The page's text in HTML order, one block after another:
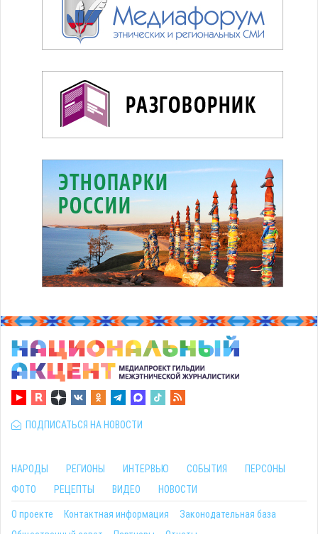
ПОДПИСАТЬСЯ НА НОВОСТИ
НАРОДЫ РЕГИОНЫ ИНТЕРВЬЮ СОБЫТИЯ
ПЕРСОНЫ
ФОТО
РЕЦЕПТЫ ВИДЕО НОВОСТИ
О проекте Контактная информация
Законодательная база